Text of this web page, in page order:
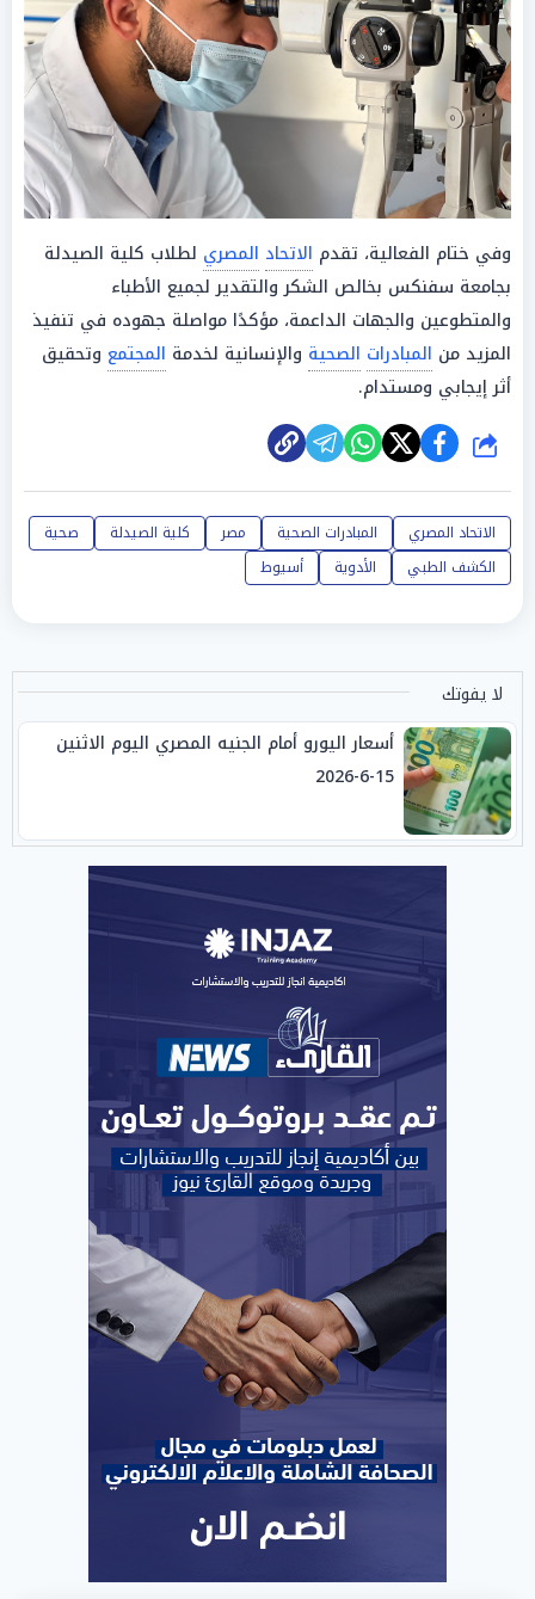
وفي ختام الفعالية، تقدم الاتحاد المصري لطلاب كلية الصيدلة
بجامعة سفنكس بخالص الشكر والتقدير لجميع الأطباء
والمتطوعين والجهات الداعمة، مؤكدًا مواصلة جهوده في تنفيذ
المزيد من المبادرات الصحية والإنسانية لخدمة المجتمع وتحقيق
أثر إيجابي ومستدام.
شارك
الاتحاد المصري المبادرات الصحية مصر كلية الصيدلة
صحية
الكشف الطبي
الأدوية أسيوط
لا يفوتك
أسعار اليورو أمام الجنيه المصري اليوم الاثنين
15-6-2026